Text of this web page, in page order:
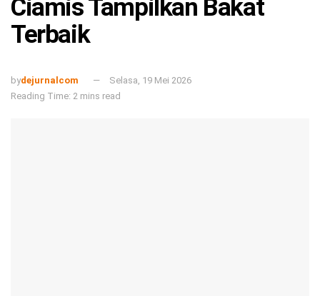
Ciamis Tampilkan Bakat
Terbaik
bydejurnalcom
Selasa, 19 Mei 2026
Reading Time: 2 mins read